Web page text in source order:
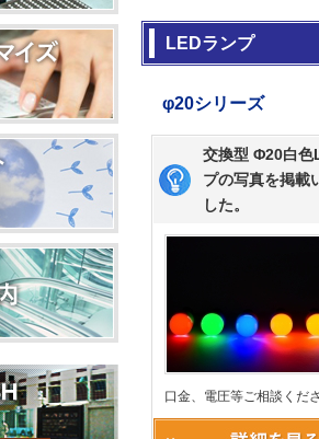
LEDランプ
φ20シリーズ
交換型 Φ20白色
プの写真を掲載
した。
口金、電圧等ご相談くだ